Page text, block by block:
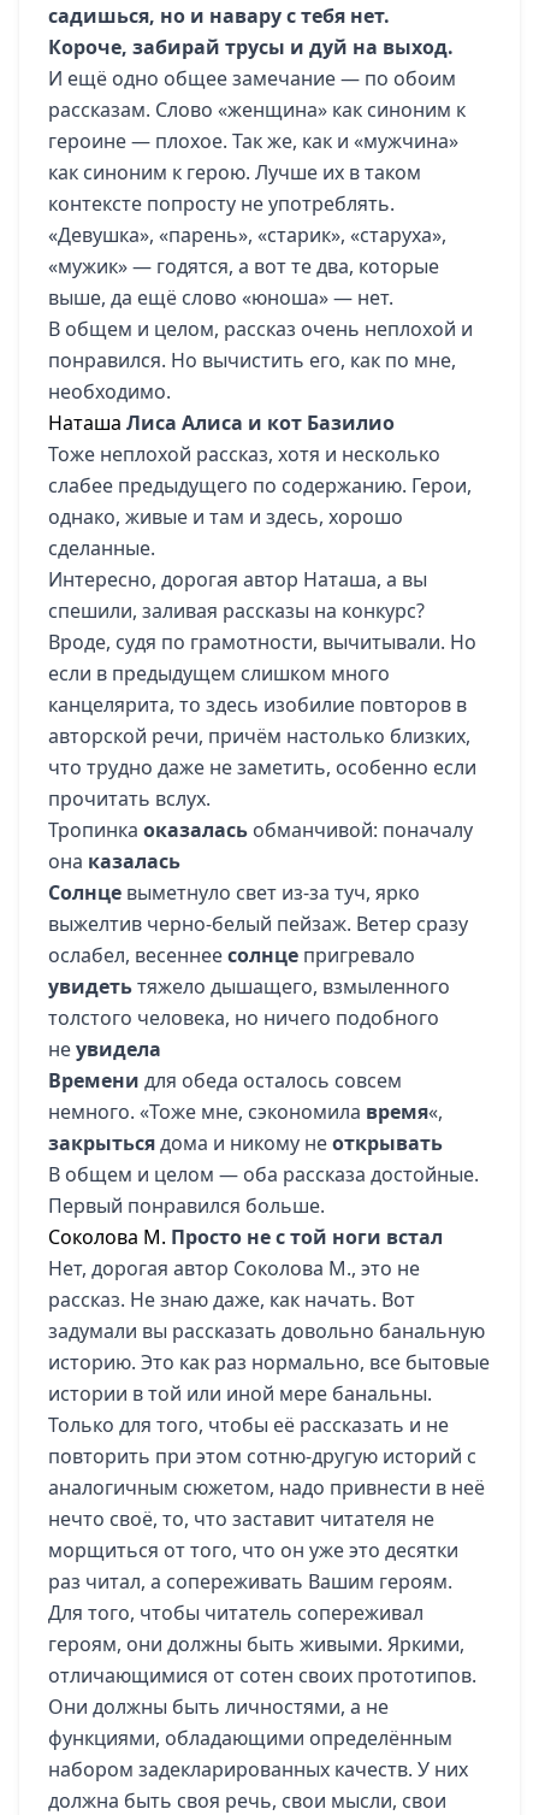
садишься, но и навару с тебя нет.
Короче, забирай трусы и дуй на выход.
И ещё одно общее замечание — по обоим
рассказам. Слово «женщина» как синоним к
героине — плохое. Так же, как и «мужчина»
как синоним к герою. Лучше их в таком
контексте попросту не употреблять.
«Девушка», «парень», «старик», «старуха»,
«мужик» — годятся, а вот те два, которые
выше, да ещё слово «юноша» — нет.
В общем и целом, рассказ очень неплохой и
понравился. Но вычистить его, как по мне,
необходимо.
Наташа Лиса Алиса и кот Базилио
Тоже неплохой рассказ, хотя и несколько
слабее предыдущего по содержанию. Герои,
однако, живые и там и здесь, хорошо
сделанные.
Интересно, дорогая автор Наташа, а вы
спешили, заливая рассказы на конкурс?
Вроде, судя по грамотности, вычитывали. Но
если в предыдущем слишком много
канцелярита, то здесь изобилие повторов в
авторской речи, причём настолько близких,
что трудно даже не заметить, особенно если
прочитать вслух.
Тропинка оказалась обманчивой: поначалу
она казалась
Солнце выметнуло свет из-за туч, ярко
выжелтив черно-белый пейзаж. Ветер сразу
ослабел, весеннеесолнце пригревало
увидетьтяжело дышащего, взмыленного
толстого человека, но ничего подобного
неувидела
Времени для обеда осталось совсем
немного. «Тоже мне, сэкономила время«,
закрытьсядома и никому неоткрывать
В общем и целом — оба рассказа достойные.
Первый понравился больше.
Соколова М. Просто не с той ноги встал
Нет, дорогая автор Соколова М., это не
рассказ. Не знаю даже, как начать. Вот
задумали вы рассказать довольно банальную
историю. Это как раз нормально, все бытовые
истории в той или иной мере банальны.
Только для того, чтобы её рассказать и не
повторить при этом сотню-другую историй с
аналогичным сюжетом, надо привнести в неё
нечто своё, то, что заставит читателя не
морщиться от того, что он уже это десятки
раз читал, а сопереживать Вашим героям.
Для того, чтобы читатель сопереживал
героям, они должны быть живыми. Яркими,
отличающимися от сотен своих прототипов.
Они должны быть личностями, а не
функциями, обладающими определённым
набором задекларированных качеств. У них
должна быть своя речь, свои мысли, свои